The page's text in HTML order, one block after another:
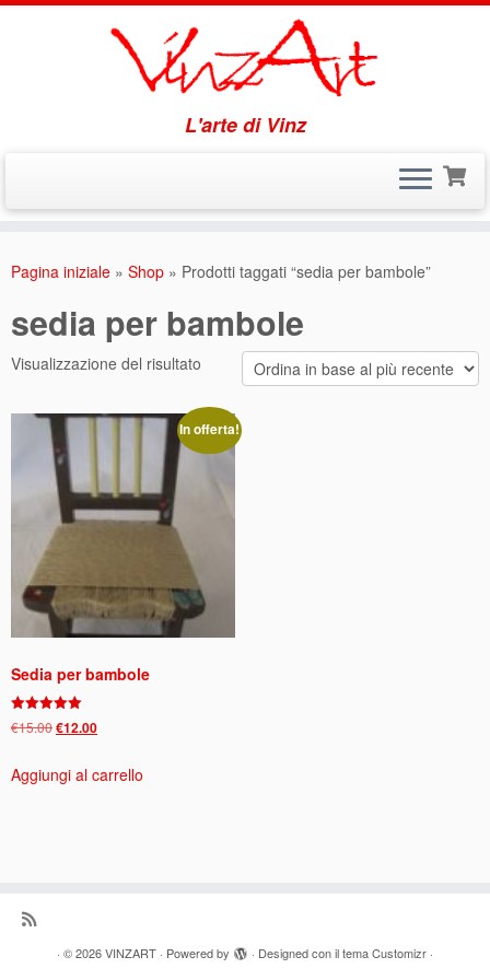
L'arte di Vinz
Pagina iniziale » Shop » Prodotti taggati “sedia per bambole”
sedia per bambole
Visualizzazione del risultato
In offerta!
Sedia per bambole
Valutato
5.00
€15.00Il
originale
€12.00Il
attuale
Aggiungi al carrello
· © 2026VINZART · Powered by · Designed con iltema Customizr ·